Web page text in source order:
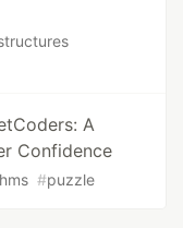
A
Confidence
#puzzle